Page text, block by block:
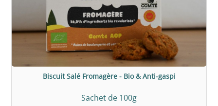
Biscuit Salé Fromagère - Bio & Anti-gaspi
Sachet de 100g